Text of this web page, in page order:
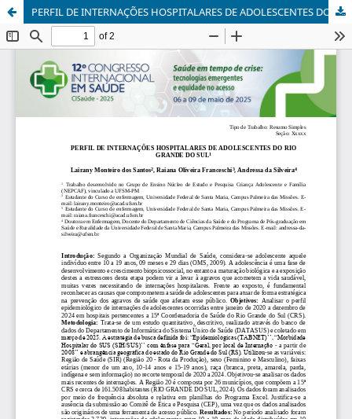
PERFIL DE INTERNAÇÕES HOSPITALARES DE ADOLESCENTES DO RIO GRANDE DO SUL